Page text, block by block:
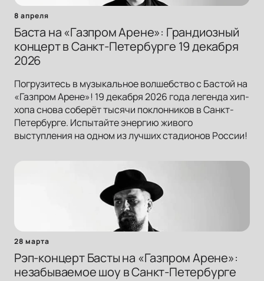
8 апреля
Баста на «Газпром Арене»: Грандиозный
концерт в Санкт-Петербурге 19 декабря
2026
Погрузитесь в музыкальное волшебство с Бастой на
«Газпром Арене»! 19 декабря 2026 года легенда хип-
хопа снова соберёт тысячи поклонников в Санкт-
Петербурге. Испытайте энергию живого
выступления на одном из лучших стадионов России!
28 марта
Рэп-концерт Басты на «Газпром Арене»:
незабываемое шоу в Санкт-Петербурге